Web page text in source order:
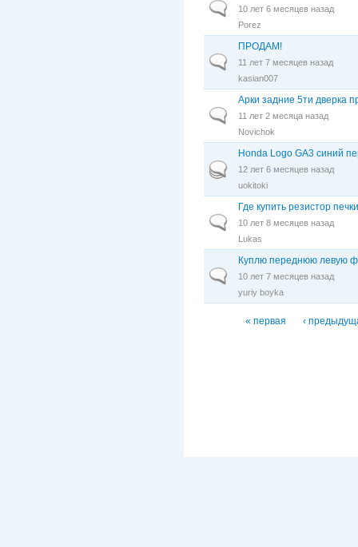
Обычная тема
10 лет 6 месяцев назад
Porez
Обычная тема
ПРОДАМ!
11 лет 7 месяцев назад
kasian007
Обычная тема
Арки задние 5ти дверка
11 лет 2 месяца назад
Novichok
Горячая тема
Honda Logo GA3 синий
12 лет 6 месяцев назад
uokitoki
Обычная тема
Где купить резистор
10 лет 8 месяцев назад
Lukas
Обычная тема
Куплю переднюю левую
10 лет 7 месяцев назад
yuriy boyka
Страницы
« первая ‹